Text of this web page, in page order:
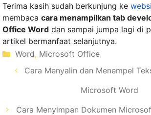
Terima kasih sudah berkunjung ke
membaca cara menampilkan tab
Office Word dan sampai jumpa lagi di
artikel bermanfaat selanjutnya.
Kategori
Word, Microsoft Office
Cara Menyalin dan Menempel
Microsoft Word
Cara Menyimpan Dokumen